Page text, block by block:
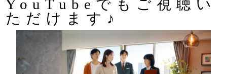
YouTubeでもご視聴い
ただけます♪